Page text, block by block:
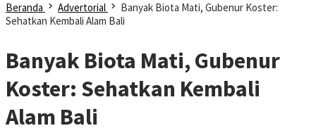
Beranda Advertorial
Banyak Biota Mati, Gubenur Koster:
Sehatkan Kembali Alam Bali
Banyak Biota Mati, Gubenur
Koster: Sehatkan Kembali
Alam Bali